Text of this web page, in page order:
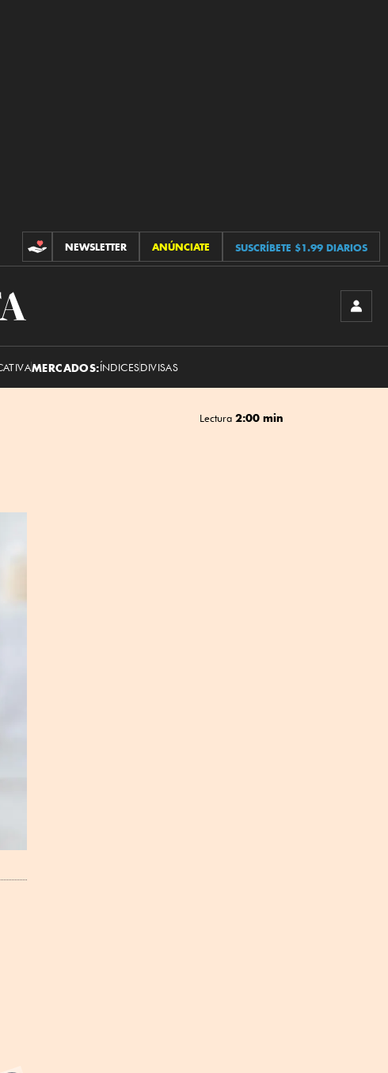
CONTRIBUCIONES
NEWSLETTER ANÚNCIATE SUSCRÍBETE $1.99 DIARIOS
MERCADOS:ÍNDICESDIVISAS
Lectura 2:00 min